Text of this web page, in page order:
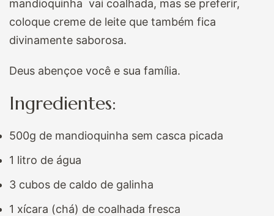
mandioquinha vai coalhada, mas se preferir,
coloque creme de leite que também fica
divinamente saborosa.
Deus abençoe você e sua família.
Ingredientes:
500g de mandioquinha sem casca picada
1 litro de água
3 cubos de caldo de galinha
1 xícara (chá) de coalhada fresca